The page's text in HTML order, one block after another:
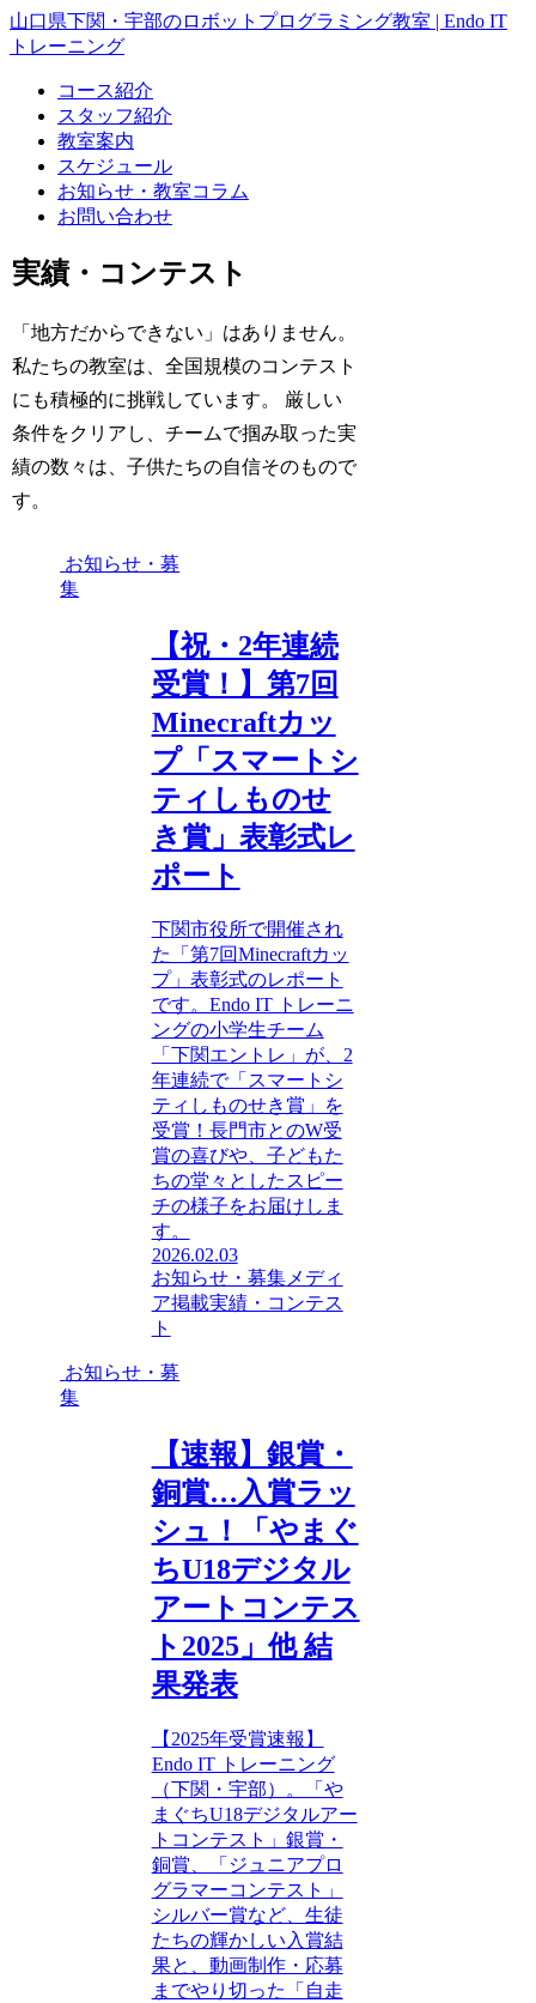
山口県下関・宇部のロボットプログラミング教室 | Endo IT
トレーニング
コース紹介
スタッフ紹介
教室案内
スケジュール
お知らせ・教室コラム
お問い合わせ
実績・コンテスト
「地方だからできない」はありません。
私たちの教室は、全国規模のコンテスト
にも積極的に挑戦しています。 厳しい
条件をクリアし、チームで掴み取った実
績の数々は、子供たちの自信そのもので
す。
お知らせ・募
集
【祝・2年連続
受賞！】第7回
Minecraftカッ
プ「スマートシ
ティしものせ
き賞」表彰式レ
ポート
下関市役所で開催され
た「第7回Minecraftカッ
プ」表彰式のレポート
です。Endo IT トレーニ
ングの小学生チーム
「下関エントレ」が、2
年連続で「スマートシ
ティしものせき賞」を
受賞！長門市とのW受
賞の喜びや、子どもた
ちの堂々としたスピー
チの様子をお届けしま
す。
2026.02.03
お知らせ・募集メディ
ア掲載実績・コンテス
ト
お知らせ・募
集
【速報】銀賞・
銅賞…入賞ラッ
シュ！「やまぐ
ちU18デジタル
アートコンテス
ト2025」他 結
果発表
【2025年受賞速報】
Endo IT トレーニング
（下関・宇部）。「や
まぐちU18デジタルアー
トコンテスト」銀賞・
銅賞、「ジュニアプロ
グラマーコンテスト」
シルバー賞など、生徒
たちの輝かしい入賞結
果と、動画制作・応募
までやり切った「自走